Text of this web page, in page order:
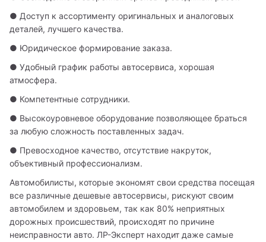
● Доступ к ассортименту оригинальных и аналоговых
деталей, лучшего качества.
● Юридическое формирование заказа.
● Удобный график работы автосервиса, хорошая
атмосфера.
● Компетентные сотрудники.
● Высокоуровневое оборудование позволяющее браться
за любую сложность поставленных задач.
● Превосходное качество, отсутствие накруток,
объективный профессионализм.
Автомобилисты, которые экономят свои средства посещая
все различные дешевые автосервисы, рискуют своим
автомобилем и здоровьем, так как 80% неприятных
дорожных происшествий, происходят по причине
неисправности авто. ЛР-Эксперт находит даже самые